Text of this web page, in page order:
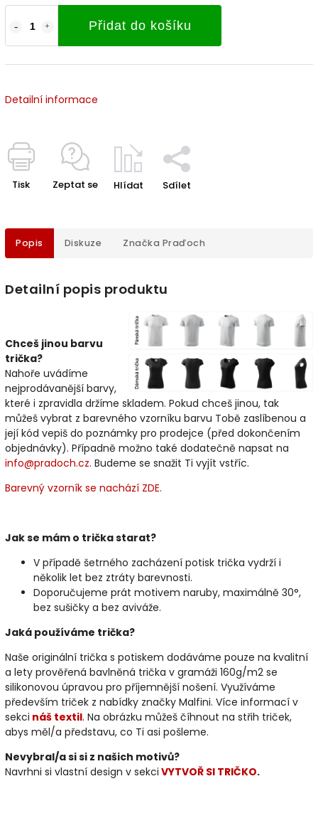
Přidat do košíku
Detailní informace
Tisk Zeptat se Hlídat Sdílet
Popis Diskuze Značka Praďoch
Detailní popis produktu
Chceš jinou barvu
trička?
Nahoře uvádíme
nejprodávanější barvy,
které i zpravidla držíme skladem. Pokud chceš jinou, tak
můžeš vybrat z barevného vzorníku barvu Tobě zaslíbenou a
její kód vepiš do poznámky pro prodejce (před dokončením
objednávky). Případně možno také dodatečně napsat na
info@pradoch.cz. Budeme se snažit Ti vyjít vstříc.
Barevný vzorník se nachází ZDE.
Jak se mám o trička starat?
V případě šetrného zacházení potisk trička vydrží i
několik let bez ztráty barevnosti.
Doporučujeme prát motivem naruby, maximálně 30°,
bez sušičky a bez aviváže.
Jaká používáme trička?
Naše originální trička s potiskem dodáváme pouze na kvalitní
a lety prověřená bavlněná trička v gramáži 160g/m2 se
silikonovou úpravou pro příjemnější nošení. Využíváme
především triček z nabídky značky Malfini. Více informací v
sekci náš textil. Na obrázku můžeš číhnout na střih triček,
abys měl/a představu, co Ti asi pošleme.
Nevybral/a si si z našich motivů?
Navrhni si vlastní design v sekci VYTVOŘ SI TRIČKO.